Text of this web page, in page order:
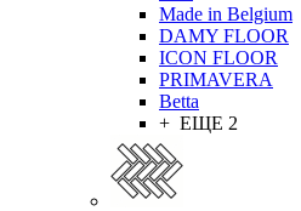
Made in Belgium
DAMY FLOOR
ICON FLOOR
PRIMAVERA
Betta
+ ЕЩЕ 2